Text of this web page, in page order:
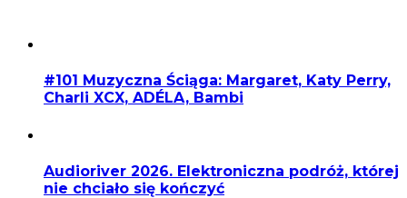
#101 Muzyczna Ściąga: Margaret, Katy Perry,
Charli XCX, ADÉLA, Bambi
Audioriver 2026. Elektroniczna podróż, której
nie chciało się kończyć